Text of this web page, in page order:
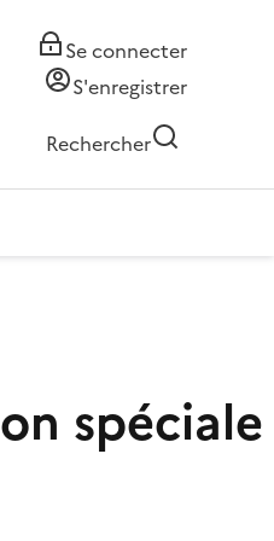
Se connecter
S'enregistrer
Rechercher
spéciale